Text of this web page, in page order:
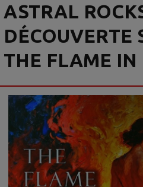
ASTRAL
DÉCOUVERTE
THE FLAME IN